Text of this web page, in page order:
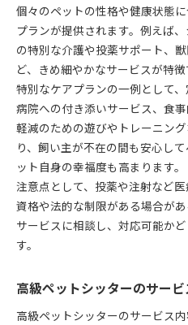
個々のペットの性格や健康状態
プランが提供されます。例えば
の特別な介護や投薬サポート、
ど、きめ細やかなサービスが特徴
特別なケアプランの一例として
病院への付き添いサービス、食
軽減のための遊びやトレーニン
り、飼い主が不在の間も安心し
ット自身の幸福度も高まります。
注意点として、投薬や注射など
資格や法的な制限がある場合が
サービスに相談し、対応可能か
す。
高級ペットシッターのサー
高級ペットシッターのサービス